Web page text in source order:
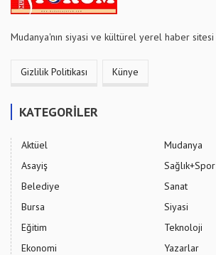
Mudanya'nın siyasi ve kültürel yerel haber sitesi
Gizlilik Politikası Künye
KATEGORİLER
Aktüel
Asayiş
Belediye
Bursa
Eğitim
Ekonomi
Mudanya
Sağlık+Spor
Sanat
Siyasi
Teknoloji
Yazarlar